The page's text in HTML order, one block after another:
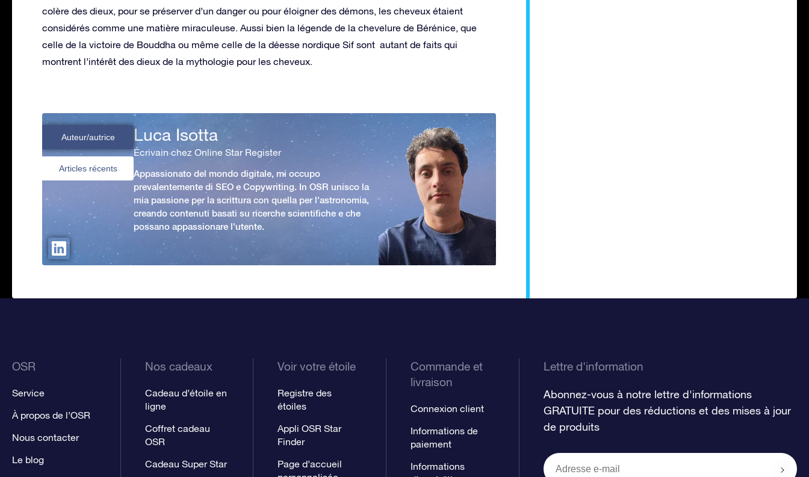
colère des dieux, pour se préserver d’un danger ou pour éloigner des démons, les cheveux étaient
considérés comme une matière miraculeuse. Aussi bien la légende de la chevelure de Bérénice, que
celle de la victoire de Bouddha ou même celle de la déesse nordique Sif sont autant de faits qui
montrent l’intérêt des dieux de la mythologie pour les cheveux.
Auteur/autrice
Articles récents
Luca Isotta
Écrivain chez Online Star Register
Appassionato del mondo digitale, mi occupo
prevalentemente di SEO e Copywriting. In OSR unisco la
mia passione per la scrittura con quella per l'astronomia,
creando contenuti basati su ricerche scientifiche e che
possano appassionare l'utente.
OSR
Service
À propos de l’OSR
Nous contacter
Le blog
Nos cadeaux
Cadeau d’étoile en
ligne
Coffret cadeau
OSR
Cadeau Super Star
Voir votre étoile
Registre des
étoiles
Appli OSR Star
Finder
Page d’accueil
Commande et
livraison
Connexion client
Informations de
paiement
Informations
Lettre d'information
Abonnez-vous à notre lettre d'informations
GRATUITE pour des réductions et des mises à jour
de produits